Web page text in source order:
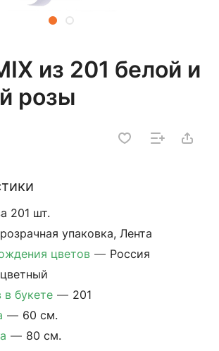
из 201 белой и
розы
201 шт.
упаковка, Лента
цветов — Россия
в букете — 201
— 60 см.
— 80 см.